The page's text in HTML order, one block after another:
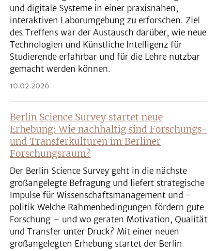
und digitale Systeme in einer praxisnahen,
interaktiven Laborumgebung zu erforschen. Ziel
des Treffens war der Austausch darüber, wie neue
Technologien und Künstliche Intelligenz für
Studierende erfahrbar und für die Lehre nutzbar
gemacht werden können.
10.02.2026
Berlin Science Survey startet neue
Erhebung: Wie nachhaltig sind Forschungs-
und Transferkulturen im Berliner
Forschungsraum?
Der Berlin Science Survey geht in die nächste
großangelegte Befragung und liefert strategische
Impulse für Wissenschaftsmanagement und -
politik Welche Rahmenbedingungen fördern gute
Forschung – und wo geraten Motivation, Qualität
und Transfer unter Druck? Mit einer neuen
großangelegten Erhebung startet der Berlin